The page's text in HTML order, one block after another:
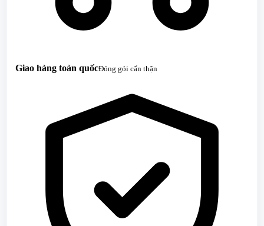
Giao hàng toàn quốcĐóng gói cẩn thận